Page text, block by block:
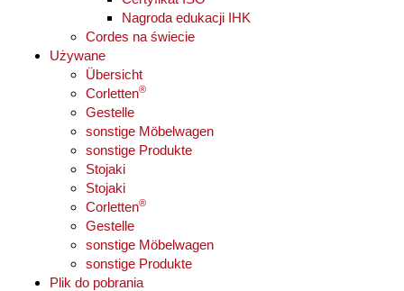
Nagroda edukacji IHK
Cordes na świecie
Używane
Übersicht
Corletten®
Gestelle
sonstige Möbelwagen
sonstige Produkte
Stojaki
Stojaki
Corletten®
Gestelle
sonstige Möbelwagen
sonstige Produkte
Plik do pobrania